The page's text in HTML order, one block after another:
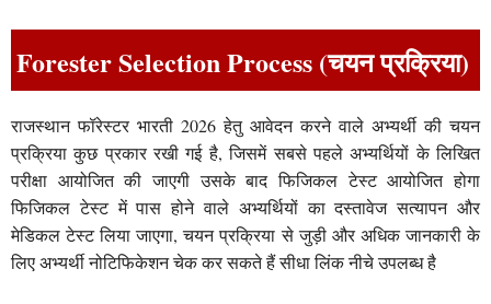
Forester Selection Process (चयन प्रक्रिया)
राजस्थान फॉरेस्टर भारती 2026 हेतु आवेदन करने वाले अभ्यर्थी की चयन
प्रक्रिया कुछ प्रकार रखी गई है, जिसमें सबसे पहले अभ्यर्थियों के लिखित
परीक्षा आयोजित की जाएगी उसके बाद फिजिकल टेस्ट आयोजित होगा
फिजिकल टेस्ट में पास होने वाले अभ्यर्थियों का दस्तावेज सत्यापन और
मेडिकल टेस्ट लिया जाएगा, चयन प्रक्रिया से जुड़ी और अधिक जानकारी के
लिए अभ्यर्थी नोटिफिकेशन चेक कर सकते हैं सीधा लिंक नीचे उपलब्ध है